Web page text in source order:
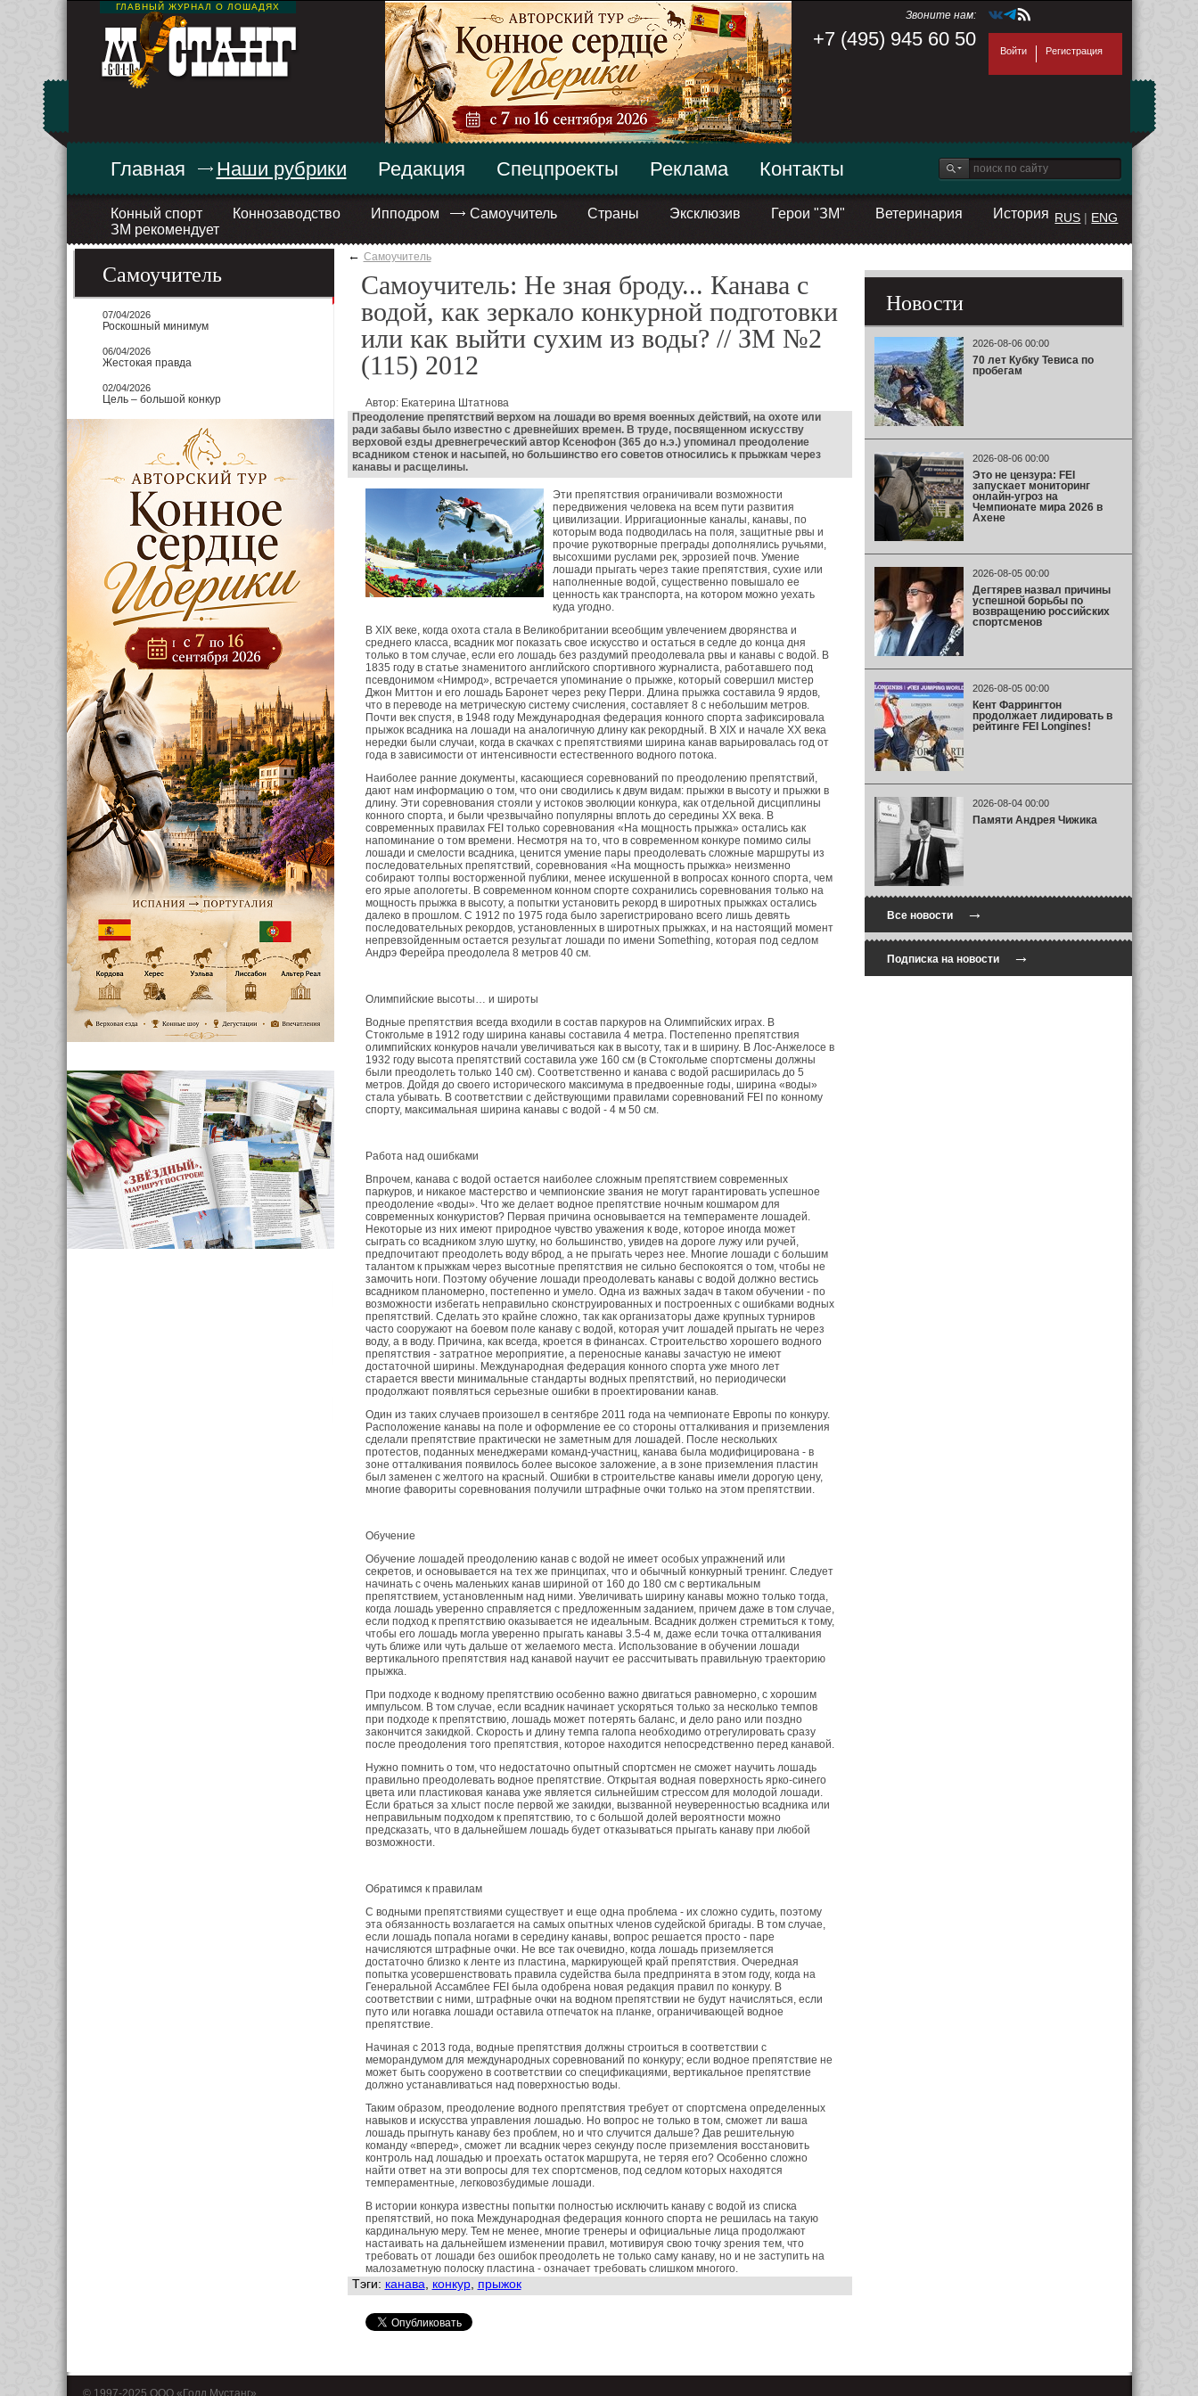
ГЛАВНЫЙ ЖУРНАЛ О ЛОШАДЯХ
Звоните нам:
+7 (495) 945 60 50
Войти Регистрация
Главная Наши рубрики
Конный спорт Коннозаводство Ипподром Самоучитель Страны Эксклюзив Герои "ЗМ" Ветеринария
История
ЗМ рекомендует
Редакция Спецпроекты Реклама Контакты
RUS | ENG
Самоучитель
07/04/2026
Роскошный минимум
06/04/2026
Жестокая правда
02/04/2026
Цель – большой конкур
← Самоучитель
Самоучитель: Не зная броду... Канава с
водой, как зеркало конкурной подготовки
или как выйти сухим из воды? // ЗМ №2
(115) 2012
Автор: Екатерина Штатнова
Преодоление препятствий верхом на лошади во время военных действий, на охоте или
ради забавы было известно с древнейших времен. В труде, посвященном искусству
верховой езды древнегреческий автор Ксенофон (365 до н.э.) упоминал преодоление
всадником стенок и насыпей, но большинство его советов относились к прыжкам через
канавы и расщелины.
Эти препятствия ограничивали возможности
передвижения человека на всем пути развития
цивилизации. Ирригационные каналы, канавы, по
которым вода подводилась на поля, защитные рвы и
прочие рукотворные преграды дополнялись ручьями,
высохшими руслами рек, эррозией почв. Умение
лошади прыгать через такие препятствия, сухие или
наполненные водой, существенно повышало ее
ценность как транспорта, на котором можно уехать
куда угодно.
В XIX веке, когда охота стала в Великобритании всеобщим увлечением дворянства и
среднего класса, всадник мог показать свое искусство и остаться в седле до конца дня
только в том случае, если его лошадь без раздумий преодолевала рвы и канавы с водой. В
1835 году в статье знаменитого английского спортивного журналиста, работавшего под
псевдонимом «Нимрод», встречается упоминание о прыжке, который совершил мистер
Джон Миттон и его лошадь Баронет через реку Перри. Длина прыжка составила 9 ярдов,
что в переводе на метрическую систему счисления, составляет 8 с небольшим метров.
Почти век спустя, в 1948 году Международная федерация конного спорта зафиксировала
прыжок всадника на лошади на аналогичную длину как рекордный. В XIX и начале ХХ века
нередки были случаи, когда в скачках с препятствиями ширина канав варьировалась год от
года в зависимости от интенсивности естественного водного потока.
Наиболее ранние документы, касающиеся соревнований по преодолению препятствий,
дают нам информацию о том, что они сводились к двум видам: прыжки в высоту и прыжки в
длину. Эти соревнования стояли у истоков эволюции конкура, как отдельной дисциплины
конного спорта, и были чрезвычайно популярны вплоть до середины ХХ века. В
современных правилах FEI только соревнования «На мощность прыжка» остались как
напоминание о том времени. Несмотря на то, что в современном конкуре помимо силы
лошади и смелости всадника, ценится умение пары преодолевать сложные маршруты из
последовательных препятствий, соревнования «На мощность прыжка» неизменно
собирают толпы восторженной публики, менее искушенной в вопросах конного спорта, чем
его ярые апологеты. В современном конном спорте сохранились соревнования только на
мощность прыжка в высоту, а попытки установить рекорд в широтных прыжках остались
далеко в прошлом. С 1912 по 1975 года было зарегистрировано всего лишь девять
последовательных рекордов, установленных в широтных прыжках, и на настоящий момент
непревзойденным остается результат лошади по имени Something, которая под седлом
Андрэ Ферейра преодолела 8 метров 40 см.
Олимпийские высоты… и широты
Водные препятствия всегда входили в состав паркуров на Олимпийских играх. В
Стокгольме в 1912 году ширина канавы составила 4 метра. Постепенно препятствия
олимпийских конкуров начали увеличиваться как в высоту, так и в ширину. В Лос-Анжелосе в
1932 году высота препятствий составила уже 160 см (в Стокгольме спортсмены должны
были преодолеть только 140 см). Соответственно и канава с водой расширилась до 5
метров. Дойдя до своего исторического максимума в предвоенные годы, ширина «воды»
стала убывать. В соответствии с действующими правилами соревнований FEI по конному
спорту, максимальная ширина канавы с водой - 4 м 50 см.
Работа над ошибками
Впрочем, канава с водой остается наиболее сложным препятствием современных
паркуров, и никакое мастерство и чемпионские звания не могут гарантировать успешное
преодоление «воды». Что же делает водное препятствие ночным кошмаром для
современных конкуристов? Первая причина основывается на темпераменте лошадей.
Некоторые из них имеют природное чувство уважения к воде, которое иногда может
сыграть со всадником злую шутку, но большинство, увидев на дороге лужу или ручей,
предпочитают преодолеть воду вброд, а не прыгать через нее. Многие лошади с большим
талантом к прыжкам через высотные препятствия не сильно беспокоятся о том, чтобы не
замочить ноги. Поэтому обучение лошади преодолевать канавы с водой должно вестись
всадником планомерно, постепенно и умело. Одна из важных задач в таком обучении - по
возможности избегать неправильно сконструированных и построенных с ошибками водных
препятствий. Сделать это крайне сложно, так как организаторы даже крупных турниров
часто сооружают на боевом поле канаву с водой, которая учит лошадей прыгать не через
воду, а в воду. Причина, как всегда, кроется в финансах. Строительство хорошего водного
препятствия - затратное мероприятие, а переносные канавы зачастую не имеют
достаточной ширины. Международная федерация конного спорта уже много лет
старается ввести минимальные стандарты водных препятствий, но периодически
продолжают появляться серьезные ошибки в проектировании канав.
Один из таких случаев произошел в сентябре 2011 года на чемпионате Европы по конкуру.
Расположение канавы на поле и оформление ее со стороны отталкивания и приземления
сделали препятствие практически не заметным для лошадей. После нескольких
протестов, поданных менеджерами команд-участниц, канава была модифицирована - в
зоне отталкивания появилось более высокое заложение, а в зоне приземления пластин
был заменен с желтого на красный. Ошибки в строительстве канавы имели дорогую цену,
многие фавориты соревнования получили штрафные очки только на этом препятствии.
Обучение
Обучение лошадей преодолению канав с водой не имеет особых упражнений или
секретов, и основывается на тех же принципах, что и обычный конкурный тренинг. Следует
начинать с очень маленьких канав шириной от 160 до 180 см с вертикальным
препятствием, установленным над ними. Увеличивать ширину канавы можно только тогда,
когда лошадь уверенно справляется с предложенным заданием, причем даже в том случае,
если подход к препятствию оказывается не идеальным. Всадник должен стремиться к тому,
чтобы его лошадь могла уверенно прыгать канавы 3.5-4 м, даже если точка отталкивания
чуть ближе или чуть дальше от желаемого места. Использование в обучении лошади
вертикального препятствия над канавой научит ее рассчитывать правильную траекторию
прыжка.
При подходе к водному препятствию особенно важно двигаться равномерно, с хорошим
импульсом. В том случае, если всадник начинает ускоряться только за несколько темпов
при подходе к препятствию, лошадь может потерять баланс, и дело рано или поздно
закончится закидкой. Скорость и длину темпа галопа необходимо отрегулировать сразу
после преодоления того препятствия, которое находится непосредственно перед канавой.
Нужно помнить о том, что недостаточно опытный спортсмен не сможет научить лошадь
правильно преодолевать водное препятствие. Открытая водная поверхность ярко-синего
цвета или пластиковая канава уже является сильнейшим стрессом для молодой лошади.
Если браться за хлыст после первой же закидки, вызванной неуверенностью всадника или
неправильным подходом к препятствию, то с большой долей вероятности можно
предсказать, что в дальнейшем лошадь будет отказываться прыгать канаву при любой
возможности.
Обратимся к правилам
С водными препятствиями существует и еще одна проблема - их сложно судить, поэтому
эта обязанность возлагается на самых опытных членов судейской бригады. В том случае,
если лошадь попала ногами в середину канавы, вопрос решается просто - паре
начисляются штрафные очки. Не все так очевидно, когда лошадь приземляется
достаточно близко к ленте из пластина, маркирующей край препятствия. Очередная
попытка усовершенствовать правила судейства была предпринята в этом году, когда на
Генеральной Ассамблее FEI была одобрена новая редакция правил по конкуру. В
соответствии с ними, штрафные очки на водном препятствии не будут начисляться, если
путо или ногавка лошади оставила отпечаток на планке, ограничивающей водное
препятствие.
Начиная с 2013 года, водные препятствия должны строиться в соответствии с
меморандумом для международных соревнований по конкуру; если водное препятствие не
может быть сооружено в соответствии со спецификациями, вертикальное препятствие
должно устанавливаться над поверхностью воды.
Таким образом, преодоление водного препятствия требует от спортсмена определенных
навыков и искусства управления лошадью. Но вопрос не только в том, сможет ли ваша
лошадь прыгнуть канаву без проблем, но и что случится дальше? Дав решительную
команду «вперед», сможет ли всадник через секунду после приземления восстановить
контроль над лошадью и проехать остаток маршрута, не теряя его? Особенно сложно
найти ответ на эти вопросы для тех спортсменов, под седлом которых находятся
темпераментные, легковозбудимые лошади.
В истории конкура известны попытки полностью исключить канаву с водой из списка
препятствий, но пока Международная федерация конного спорта не решилась на такую
кардинальную меру. Тем не менее, многие тренеры и официальные лица продолжают
настаивать на дальнейшем изменении правил, мотивируя свою точку зрения тем, что
требовать от лошади без ошибок преодолеть не только саму канаву, но и не заступить на
малозаметную полоску пластина - означает требовать слишком многого.
Тэги: канава конкур, прыжок
Новости
2026-08-06 00:00
70 лет Кубку Тевиса по
пробегам
2026-08-06 00:00
Это не цензура: FEI
запускает мониторинг
онлайн-угроз на
Чемпионате мира 2026 в
Ахене
2026-08-05 00:00
Дегтярев назвал причины
успешной борьбы по
возвращению российских
спортсменов
2026-08-05 00:00
Кент Фаррингтон
продолжает лидировать в
рейтинге FEI Longines!
2026-08-04 00:00
Памяти Андрея Чижика
Все новости→
Подписка на новости→
© 1997-2025 OOO «Голд Мустанг»